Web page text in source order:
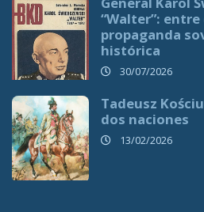
“Walter”:
propaganda
histórica
30/07/2026
Tadeusz
dos naciones
13/02/2026